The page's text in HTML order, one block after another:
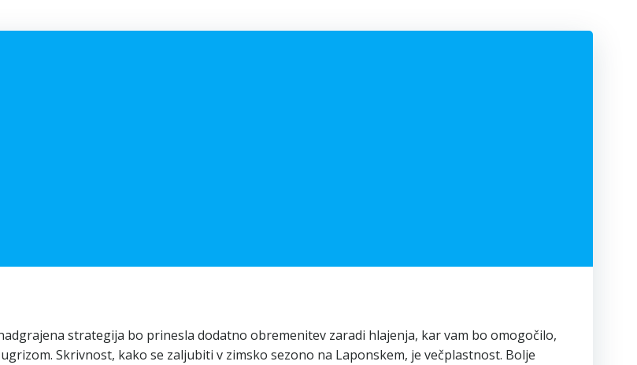
strategija bo prinesla dodatno obremenitev zaradi hlajenja, kar vam bo omogočilo,
Skrivnost, kako se zaljubiti v zimsko sezono na Laponskem, je večplastnost. Bolje